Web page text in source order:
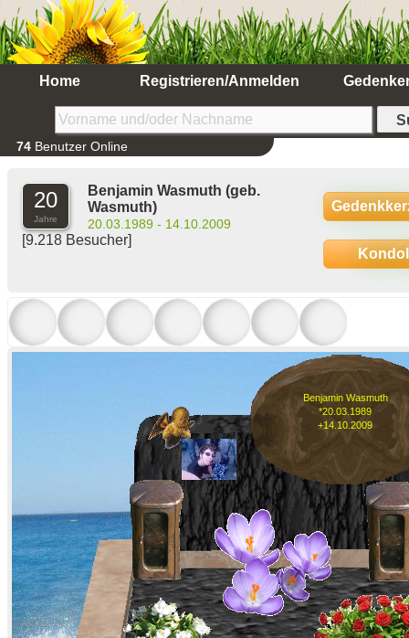
Home Registrieren/Anmelden
74 Benutzer Online
20
Jahre
Benjamin Wasmuth (geb.
Wasmuth)
20.03.1989 - 14.10.2009
[9.218 Besucher]
Benjamin Wasmuth
*20.03.1989
+14.10.2009